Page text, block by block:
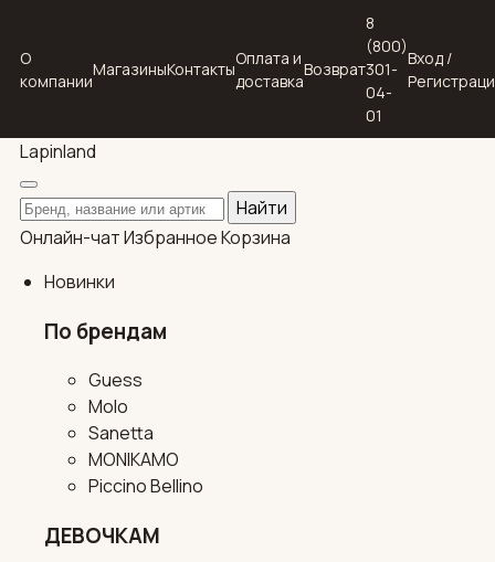
О
компании
МагазиныКонтакты
Оплата и
доставка
Возврат
8
(800)
301-
04-
01
Вход /
Lapinland
Поиск по каталогу
Найти
Онлайн-чатИзбранноеКорзина
Новинки
По брендам
Guess
Molo
Sanetta
MONIKAMO
Piccino Bellino
ДЕВОЧКАМ